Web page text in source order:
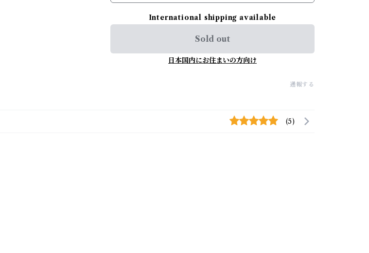
International shipping available
Sold out
日本国内にお住まいの方向け
通報する
(5)